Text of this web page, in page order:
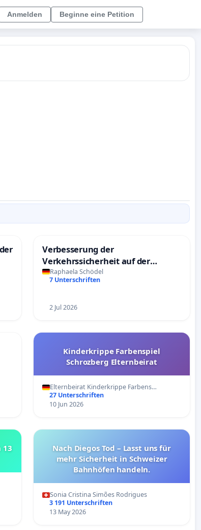
Anmelden Beginne eine Petition
Verbesserung der
Verkehrssicherheit auf der
Lübbeckerstraße
Raphaela Schödel
7 Unterschriften
2 Jul 2026
Kinderkrippe Farbenspiel
Schrozberg Elternbeirat
Elternbeirat Kinderkrippe Farbens…
27 Unterschriften
10 Jun 2026
13
Nach Diegos Tod – Lasst uns für
mehr Sicherheit in Schweizer
Bahnhöfen handeln.
Sonia Cristina Simões Rodrigues
3 191 Unterschriften
13 May 2026